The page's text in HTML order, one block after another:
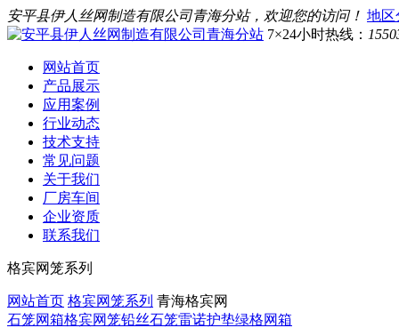
安平县伊人丝网制造有限公司青海分站，欢迎您的访问！ 地区
7×24小时热线：
网站首页
产品展示
应用案例
行业动态
技术支持
常见问题
关于我们
厂房车间
企业资质
联系我们
格宾网笼系列
网站首页 格宾网笼系列 青海格宾网
石笼网箱格宾网笼铅丝石笼雷诺护垫绿格网箱